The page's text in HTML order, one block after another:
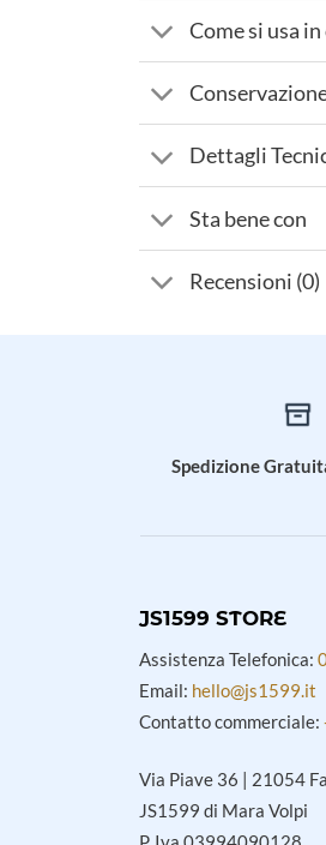
Come si usa
Dettagli
Sta bene con
Recensioni (0)
Spedizione
JS1599 STORE
Assistenza Telefonica:
Email: hello@js1599.it
Contatto commerciale:
Via Piave 36 | 21054
JS1599 di Mara Volpi